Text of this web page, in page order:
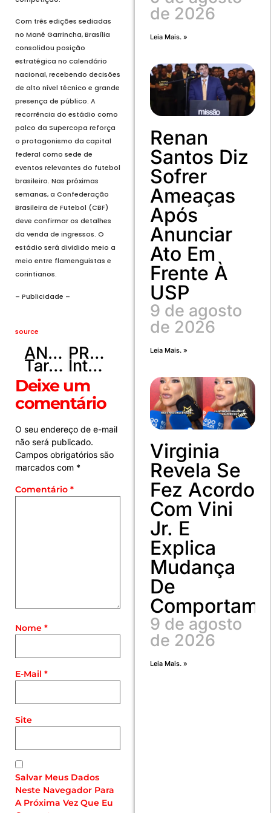
Com três edições sediadas
no Mané Garrincha, Brasília
consolidou posição
estratégica no calendário
nacional, recebendo decisões
de alto nível técnico e grande
presença de público. A
recorrência do estádio como
palco da Supercopa reforça
o protagonismo da capital
federal como sede de
eventos relevantes do futebol
brasileiro. Nas próximas
semanas, a Confederação
Brasileira de Futebol (CBF)
deve confirmar os detalhes
da venda de ingressos. O
estádio será dividido meio a
meio entre flamenguistas e
corintianos.
– Publicidade –
source
ANTERIOR
Tarcísio inaugura ano eleitoral com vídeo no qual pede “fora PT”
PRÓXIMO
Intoxicação por metanol faz cidade da Bahia proibir bebidas
Deixe um
comentário
O seu endereço de e-mail
não será publicado.
Campos obrigatórios são
marcados com *
Comentário *
Nome *
E-Mail *
Site
Salvar Meus Dados
Neste Navegador Para
A Próxima Vez Que Eu
de 2026
Leia Mais. »
Renan
Santos Diz
Sofrer
Ameaças
Após
Anunciar
Ato Em
Frente À
USP
9 de agosto
de 2026
Leia Mais. »
Virginia
Revela Se
Fez Acordo
Com Vini
Jr. E
Explica
Mudança
De
9 de agosto
de 2026
Leia Mais. »